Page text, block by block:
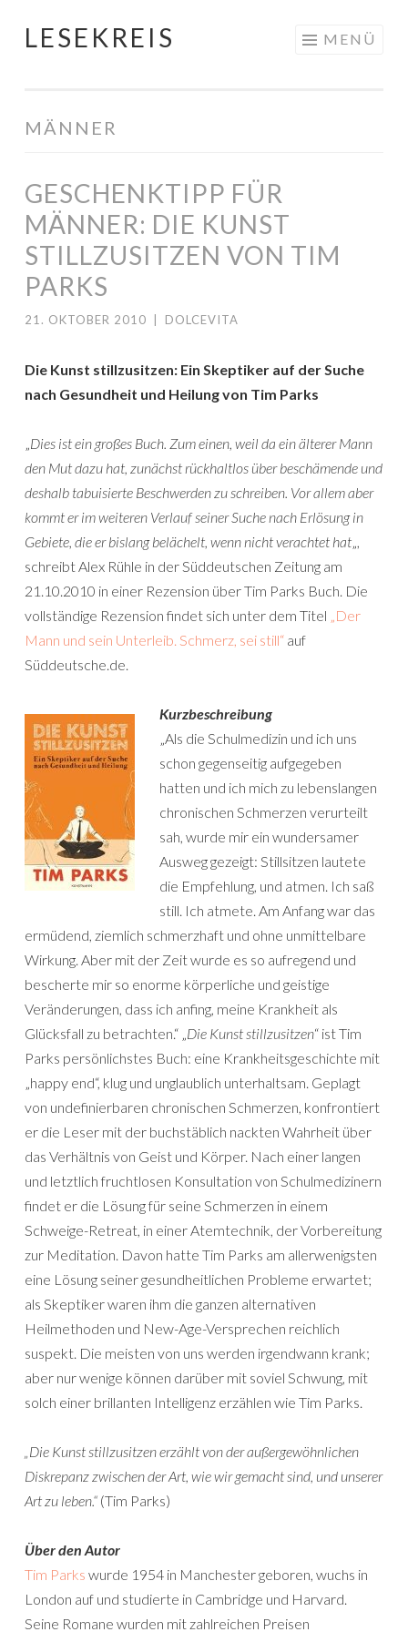
Springe
LESEKREIS MENÜ
MÄNNER
GESCHENKTIPP FÜR
MÄNNER: DIE KUNST
STILLZUSITZEN VON TIM
PARKS
21. OKTOBER 2010 DOLCEVITA
Die Kunst stillzusitzen: Ein Skeptiker auf der Suche
nach Gesundheit und Heilung von Tim Parks
„Dies ist ein großes Buch. Zum einen, weil da ein älterer Mann
den Mut dazu hat, zunächst rückhaltlos über beschämende und
deshalb tabuisierte Beschwerden zu schreiben. Vor allem aber
kommt er im weiteren Verlauf seiner Suche nach Erlösung in
Gebiete, die er bislang belächelt, wenn nicht verachtet hat„,
schreibt Alex Rühle in der Süddeutschen Zeitung am
21.10.2010 in einer Rezension über Tim Parks Buch. Die
vollständige Rezension findet sich unter dem Titel „Der
Mann und sein Unterleib. Schmerz, sei still“ auf
Süddeutsche.de.
Kurzbeschreibung
„Als die Schulmedizin und ich uns
schon gegenseitig aufgegeben
hatten und ich mich zu lebenslangen
chronischen Schmerzen verurteilt
sah, wurde mir ein wundersamer
Ausweg gezeigt: Stillsitzen lautete
die Empfehlung, und atmen. Ich saß
still. Ich atmete. Am Anfang war das
ermüdend, ziemlich schmerzhaft und ohne unmittelbare
Wirkung. Aber mit der Zeit wurde es so aufregend und
bescherte mir so enorme körperliche und geistige
Veränderungen, dass ich anfing, meine Krankheit als
Glücksfall zu betrachten.“ „Die Kunst stillzusitzen“ ist Tim
Parks persönlichstes Buch: eine Krankheitsgeschichte mit
„happy end“, klug und unglaublich unterhaltsam. Geplagt
von undefinierbaren chronischen Schmerzen, konfrontiert
er die Leser mit der buch­stäblich nackten Wahrheit über
das Ver­hältnis von Geist und Körper. Nach einer langen
und letztlich fruchtlosen Kon­sul­ta­tion von Schulmedizinern
findet er die Lösung für seine Schmerzen in einem
Schweige-Retreat, in einer Atemtechnik, der Vorbereitung
zur Meditation. Davon hatte Tim Parks am allerwenigsten
eine Lösung seiner gesundheitlichen Probleme erwartet;
als Skeptiker waren ihm die ganzen alternativen
Heilmethoden und New-Age-Versprechen reichlich
suspekt. Die meisten von uns werden irgendwann krank;
aber nur wenige können darüber mit soviel Schwung, mit
solch einer brillanten Intelligenz erzählen wie Tim Parks.
„Die Kunst stillzusitzen erzählt von der außergewöhnlichen
Diskrepanz zwischen der Art, wie wir gemacht sind, und unserer
Art zu leben.“ (Tim Parks)
Über den Autor
Tim Parks wurde 1954 in Manchester geboren, wuchs in
London auf und studierte in Cambridge und Harvard.
Seine Romane wurden mit zahlreichen Preisen